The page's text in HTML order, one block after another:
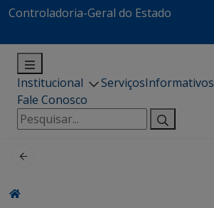
Controladoria-Geral do Estado
Institucional ServiçosInformativos
Fale Conosco
Pesquisar
por: